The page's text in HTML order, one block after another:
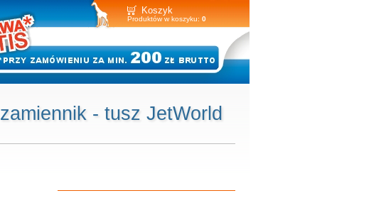
Koszyk
Produktów w koszyku: 0
- tusz JetWorld